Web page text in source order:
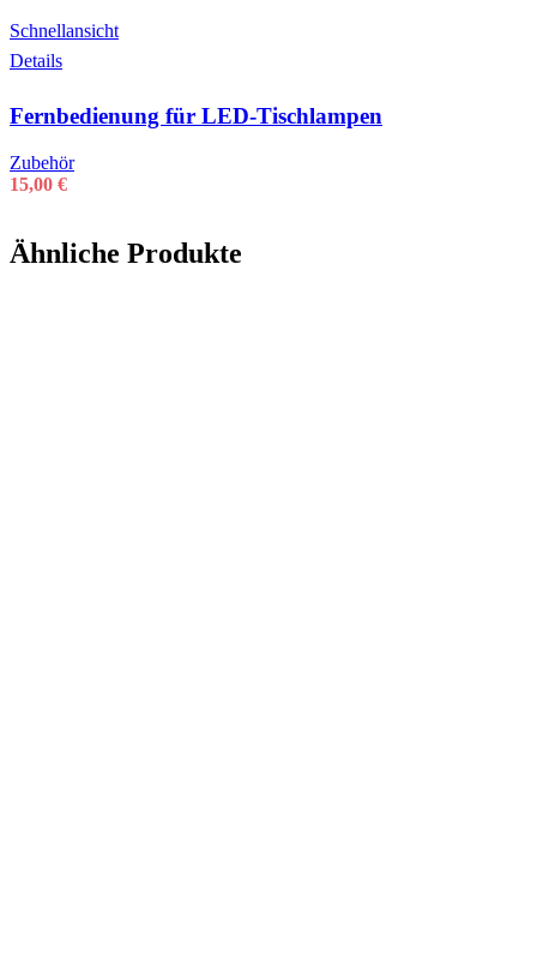
Schnellansicht
Details
Fernbedienung für LED-Tischlampen
Zubehör
15,00 €
Ähnliche Produkte